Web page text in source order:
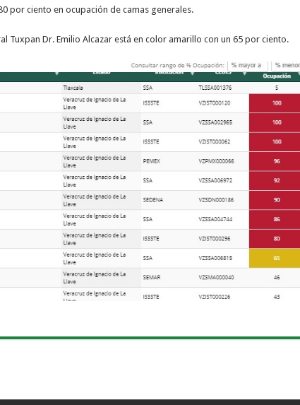
por ciento en ocupación de camas generales.
Tuxpan Dr. Emilio Alcazar está en color amarillo con un 65 por ciento.